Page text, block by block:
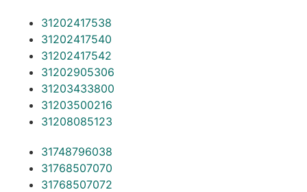
31202417538
31202417540
31202417542
31202905306
31203433800
31203500216
31208085123
31748796038
31768507070
31768507072